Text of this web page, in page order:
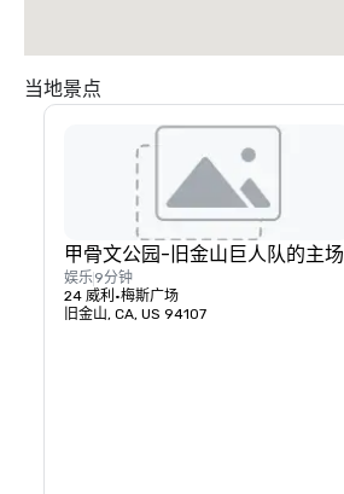
当地景点
甲骨文公园-旧金山巨人队的主场
娱乐9分钟
24 威利·梅斯广场
旧金山, CA, US 94107